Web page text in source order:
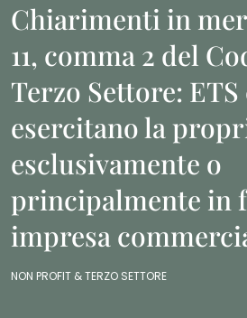
Chiarimenti in
11, comma 2 del
Terzo Settore: ETS
esercitano la
esclusivamente o
principalmente in
impresa
NON PROFIT & TERZO SETTORE